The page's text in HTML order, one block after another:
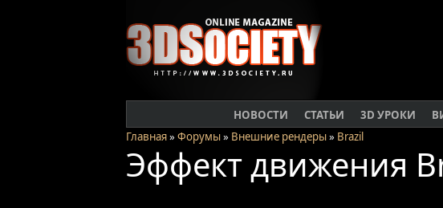
НОВОСТИ СТАТЬИ 3D УРОКИ
Главная» Форумы» Внешние рендеры» Brazil
Эффект движения